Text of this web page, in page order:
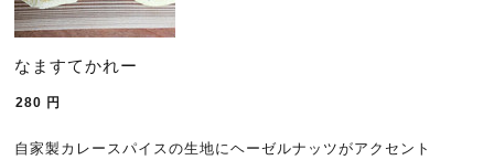
なますてかれー
280 円
自家製カレースパイスの生地にヘーゼルナッツがアクセント